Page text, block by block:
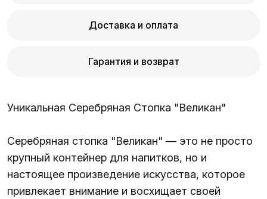
Доставка и оплата
Гарантия и возврат
Уникальная Серебряная Стопка "Великан"
Серебряная стопка "Великан" — это не просто
крупный контейнер для напитков, но и
настоящее произведение искусства, которое
привлекает внимание и восхищает своей